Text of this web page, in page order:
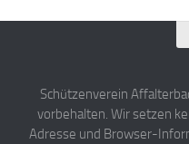
Schützenverein
vorbehalten. Wir setzen
Adresse und Browser-